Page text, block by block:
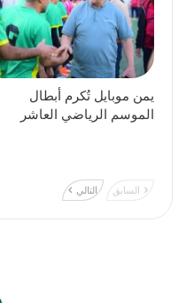
يمن موبايل تُكرم أبطال
الموسم الرياضي العاشر
السابق التالي